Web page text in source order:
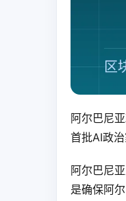
阿尔巴尼
首批AI政治
阿尔巴尼
是确保阿